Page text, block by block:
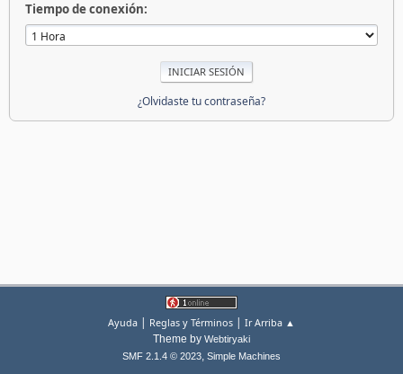
Tiempo de conexión:
¿Olvidaste tu contraseña?
Ayuda | Reglas y Términos | Ir Arriba ▲
Theme by Webtiryaki
SMF 2.1.4 © 2023, Simple Machines